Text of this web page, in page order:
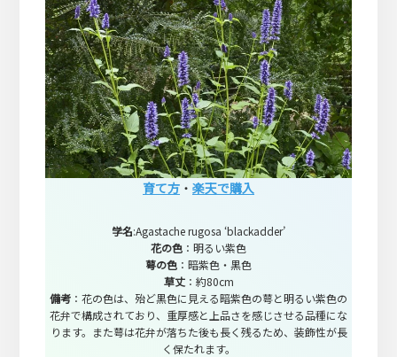
育て方 ・ 楽天で購入
学名:Agastache rugosa ‘blackadder’
花の色 ：明るい紫色
萼の色 ：暗紫色・黒色
草丈：約80cm
備考 ：花の色は、殆ど黒色に見える暗紫色の萼と明るい紫色の
花弁で構成されており、重厚感と上品さを感じさせる品種にな
ります。また萼は花弁が落ちた後も長く残るため、装飾性が長
く保たれます。